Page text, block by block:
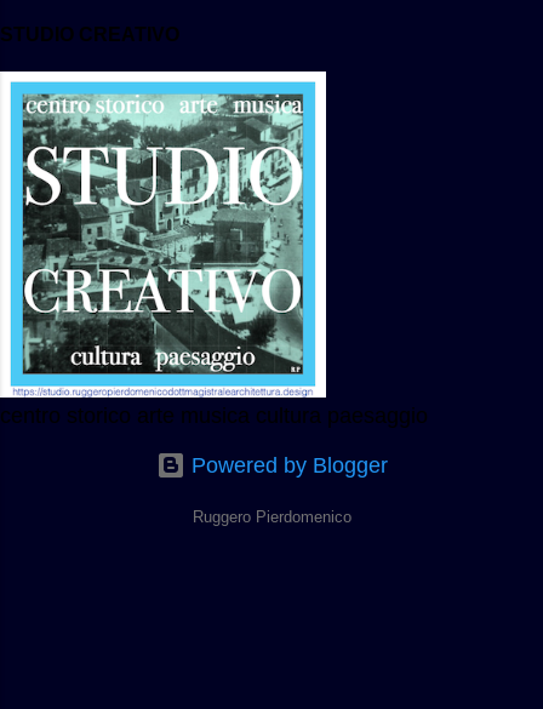
STUDIO CREATIVO
centro storico arte musica cultura paesaggio
Powered by Blogger
Ruggero Pierdomenico